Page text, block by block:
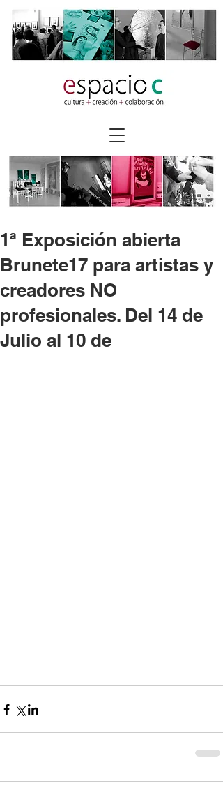
1ª Exposición abierta
Brunete17 para artistas y
creadores NO
profesionales. Del 14 de
Julio al 10 de